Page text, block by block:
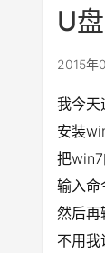
U
2015年
我今天
安装
把
输入
然后
不用我